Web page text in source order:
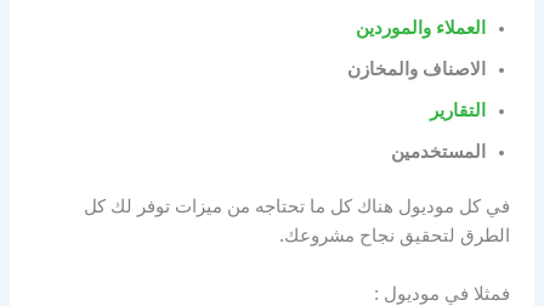
العملاء والموردين
الاصناف والمخازن
التقارير
المستخدمين
في كل موديول هناك كل ما تحتاجه من ميزات توفر لك كل
الطرق لتحقيق نجاح مشروعك.
فمثلا في موديول :